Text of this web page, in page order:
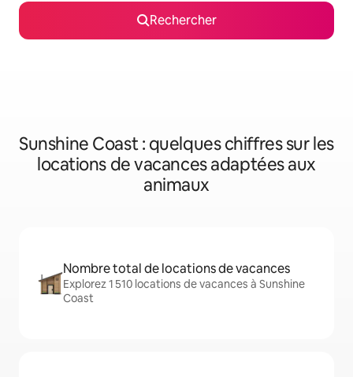
Rechercher
Sunshine Coast : quelques chiffres sur les
locations de vacances adaptées aux
animaux
Nombre total de locations de vacances
Explorez 1 510 locations de vacances à Sunshine
Coast